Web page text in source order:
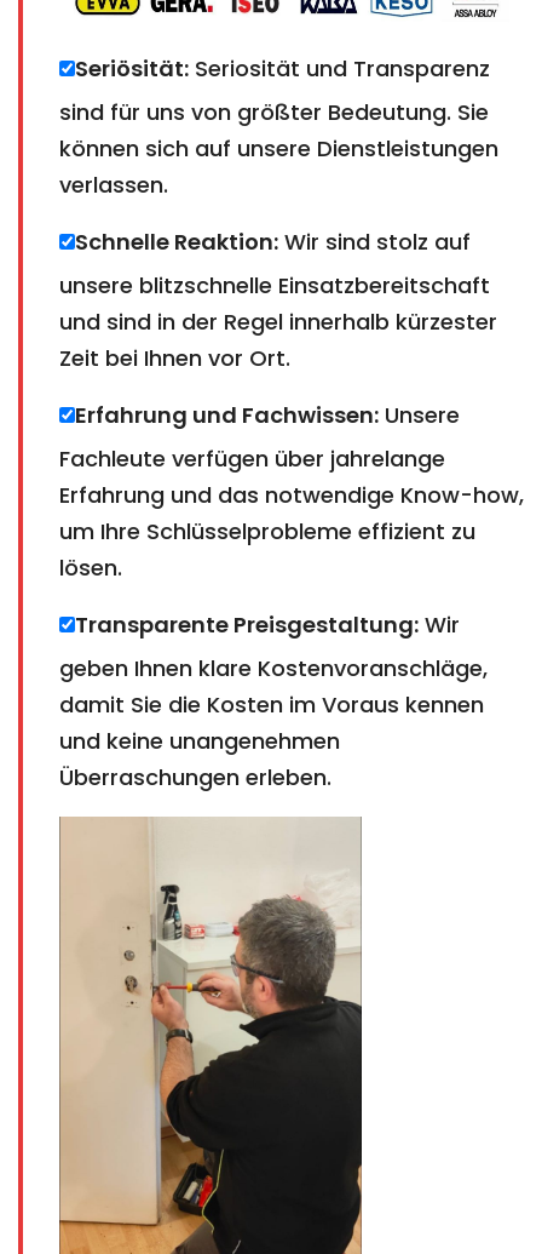
Seriösität: Seriosität und Transparenz
sind für uns von größter Bedeutung. Sie
können sich auf unsere Dienstleistungen
verlassen.
Schnelle Reaktion: Wir sind stolz auf
unsere blitzschnelle Einsatzbereitschaft
und sind in der Regel innerhalb kürzester
Zeit bei Ihnen vor Ort.
Erfahrung und Fachwissen: Unsere
Fachleute verfügen über jahrelange
Erfahrung und das notwendige Know-how,
um Ihre Schlüsselprobleme effizient zu
lösen.
Transparente Preisgestaltung: Wir
geben Ihnen klare Kostenvoranschläge,
damit Sie die Kosten im Voraus kennen
und keine unangenehmen
Überraschungen erleben.